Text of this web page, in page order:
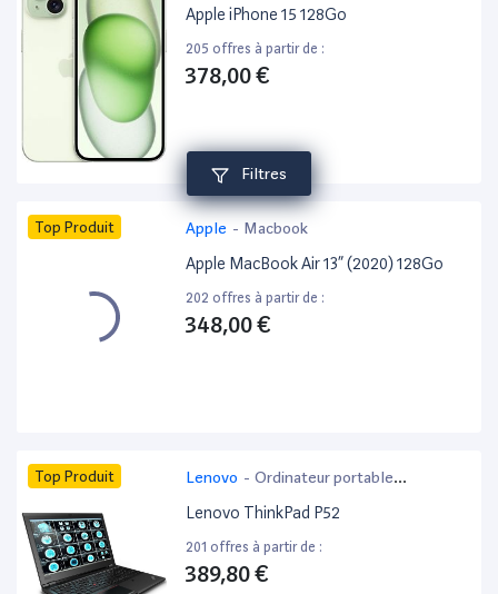
Filtres
Apple iPhone 15 128Go
205 offres à partir de :
378,00 €
Top Produit Apple - Macbook
Apple MacBook Air 13” (2020) 128Go
202 offres à partir de :
348,00 €
Top Produit Lenovo - Ordinateur portable
bureautique
Lenovo ThinkPad P52
201 offres à partir de :
389,80 €